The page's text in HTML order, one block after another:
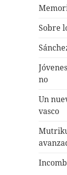
Sobre
no
Un
vasco